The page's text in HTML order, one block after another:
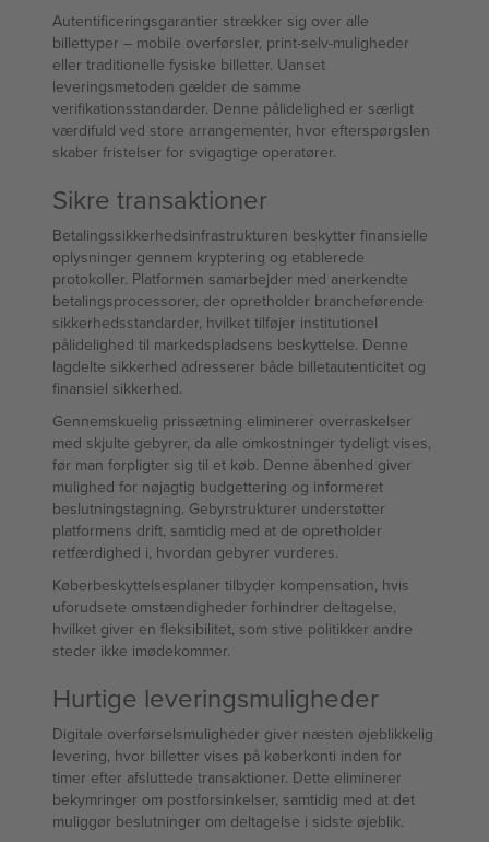
Autentificeringsgarantier strækker sig over alle
billettyper – mobile overførsler, print-selv-muligheder
eller traditionelle fysiske billetter. Uanset
leveringsmetoden gælder de samme
verifikationsstandarder. Denne pålidelighed er særligt
værdifuld ved store arrangementer, hvor efterspørgslen
skaber fristelser for svigagtige operatører.
Sikre transaktioner
Betalingssikkerhedsinfrastrukturen beskytter finansielle
oplysninger gennem kryptering og etablerede
protokoller. Platformen samarbejder med anerkendte
betalingsprocessorer, der opretholder brancheførende
sikkerhedsstandarder, hvilket tilføjer institutionel
pålidelighed til markedspladsens beskyttelse. Denne
lagdelte sikkerhed adresserer både billetautenticitet og
finansiel sikkerhed.
Gennemskuelig prissætning eliminerer overraskelser
med skjulte gebyrer, da alle omkostninger tydeligt vises,
før man forpligter sig til et køb. Denne åbenhed giver
mulighed for nøjagtig budgettering og informeret
beslutningstagning. Gebyrstrukturer understøtter
platformens drift, samtidig med at de opretholder
retfærdighed i, hvordan gebyrer vurderes.
Køberbeskyttelsesplaner tilbyder kompensation, hvis
uforudsete omstændigheder forhindrer deltagelse,
hvilket giver en fleksibilitet, som stive politikker andre
steder ikke imødekommer.
Hurtige leveringsmuligheder
Digitale overførselsmuligheder giver næsten øjeblikkelig
levering, hvor billetter vises på køberkonti inden for
timer efter afsluttede transaktioner. Dette eliminerer
bekymringer om postforsinkelser, samtidig med at det
muliggør beslutninger om deltagelse i sidste øjeblik.